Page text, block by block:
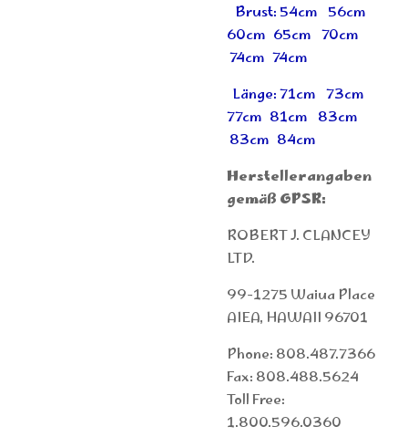
Brust: 54cm 56cm
60cm 65cm 70cm
74cm 74cm
Länge: 71cm 73cm
77cm 81cm 83cm
83cm 84cm
Herstellerangaben
gemäß GPSR:
ROBERT J. CLANCEY
LTD.
99-1275 Waiua Place
AIEA, HAWAII 96701
Phone: 808.487.7366
Fax: 808.488.5624
Toll Free:
1.800.596.0360